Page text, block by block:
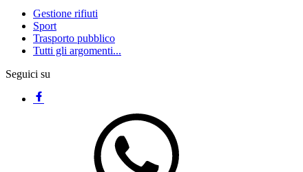
Gestione rifiuti
Sport
Trasporto pubblico
Tutti gli argomenti...
Seguici su